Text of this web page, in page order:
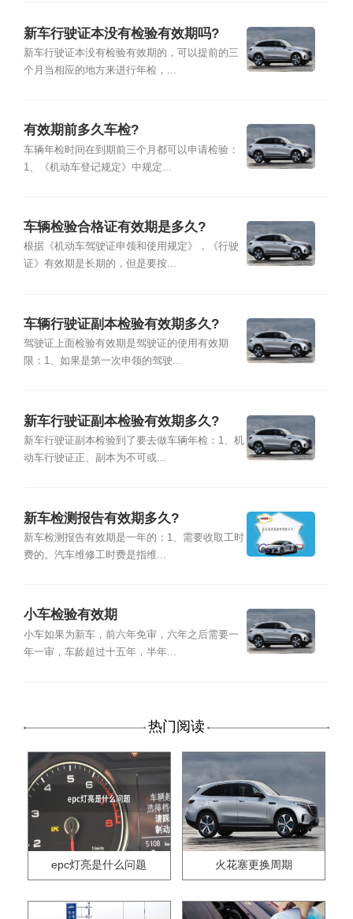
新车行驶证本没有检验有效期吗?
新车行驶证本没有检验有效期的，可以提前的三
个月当相应的地方来进行年检，...
有效期前多久车检?
车辆年检时间在到期前三个月都可以申请检验：
1、《机动车登记规定》中规定...
车辆检验合格证有效期是多久?
根据《机动车驾驶证申领和使用规定》，《行驶
证》有效期是长期的，但是要按...
车辆行驶证副本检验有效期多久?
驾驶证上面检验有效期是驾驶证的使用有效期
限：1、如果是第一次申领的驾驶...
新车行驶证副本检验有效期多久?
新车行驶证副本检验到了要去做车辆年检：1、机
动车行驶证正、副本为不可或...
新车检测报告有效期多久?
新车检测报告有效期是一年的：1、需要收取工时
费的。汽车维修工时费是指维...
小车检验有效期
小车如果为新车，前六年免审，六年之后需要一
年一审，车龄超过十五年，半年...
热门阅读
epc灯亮是什么问题 火花塞更换周期